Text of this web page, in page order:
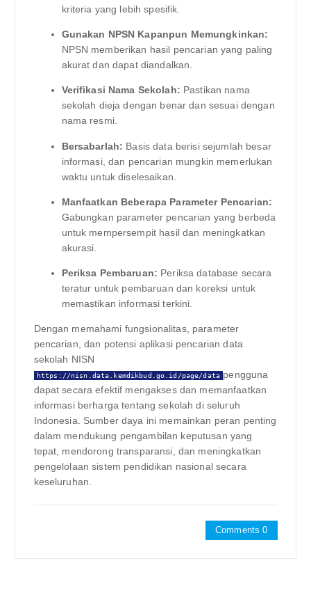
kriteria yang lebih spesifik.
Gunakan NPSN Kapanpun Memungkinkan:
NPSN memberikan hasil pencarian yang paling
akurat dan dapat diandalkan.
Verifikasi Nama Sekolah: Pastikan nama
sekolah dieja dengan benar dan sesuai dengan
nama resmi.
Bersabarlah: Basis data berisi sejumlah besar
informasi, dan pencarian mungkin memerlukan
waktu untuk diselesaikan.
Manfaatkan Beberapa Parameter Pencarian:
Gabungkan parameter pencarian yang berbeda
untuk mempersempit hasil dan meningkatkan
akurasi.
Periksa Pembaruan: Periksa database secara
teratur untuk pembaruan dan koreksi untuk
memastikan informasi terkini.
Dengan memahami fungsionalitas, parameter
pencarian, dan potensi aplikasi pencarian data
sekolah NISN
https://nisn.data.kemdikbud.go.id/page/data pengguna
dapat secara efektif mengakses dan memanfaatkan
informasi berharga tentang sekolah di seluruh
Indonesia. Sumber daya ini memainkan peran penting
dalam mendukung pengambilan keputusan yang
tepat, mendorong transparansi, dan meningkatkan
pengelolaan sistem pendidikan nasional secara
keseluruhan.
Comments 0